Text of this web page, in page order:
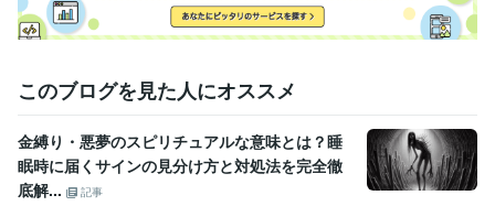
得意分野
占い 霊感タロット電話占い 霊感タロットメール占い 話し相手&愚
ビジネス
hsp
このブログを見た人にオススメ
金縛り・悪夢のスピリチュアルな意味とは？睡
眠時に届くサインの見分け方と対処法を完全徹
底解...
記事